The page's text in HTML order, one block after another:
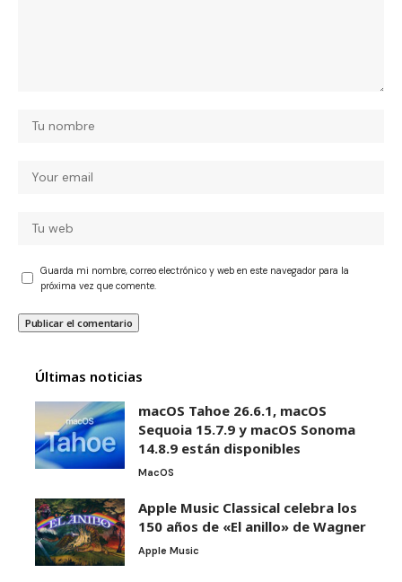
Guarda mi nombre, correo electrónico y web en este navegador para la
próxima vez que comente.
Últimas noticias
macOS Tahoe 26.6.1, macOS
Sequoia 15.7.9 y macOS Sonoma
14.8.9 están disponibles
MacOS
Apple Music Classical celebra los
150 años de «El anillo» de Wagner
Apple Music